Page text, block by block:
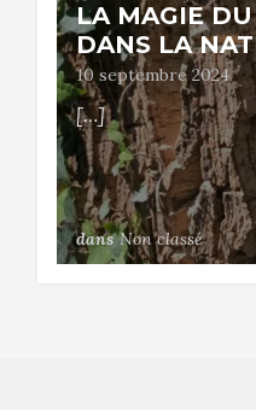
LA MAGIE
DANS LA
10 septembre 2024
[…]
dans Non classé